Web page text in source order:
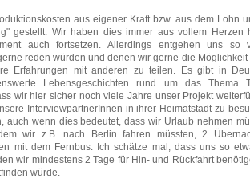
aus eigener Kraft bzw. aus dem Lohn
gestellt. Wir haben dies immer aus vollem Herzen
auch fortsetzen. Allerdings entgehen uns so
reden würden und denen wir gerne die Möglichkeit
Erfahrungen mit anderen zu teilen. Es gibt in
Lebensgeschichten rund um das Thema
wir hier sicher noch viele Jahre unser Projekt
InterviewpartnerInnen in ihrer Heimatstadt zu
auch wenn dies bedeutet, dass wir Urlaub nehmen
wir z.B. nach Berlin fahren müssten, 2
mit dem Fernbus. Ich schätze mal, dass uns so
wir mindestens 2 Tage für Hin- und Rückfahrt
würde.